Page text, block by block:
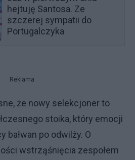
hejtuję Santosa. Ze
szczerej sympatii do
Portugalczyka
Reklama
że nowy selekcjoner to
stoika, który emocji
bałwan po odwilży. O
wstrząśnięcia zespołem